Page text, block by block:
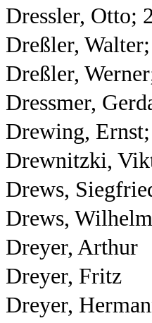
Dressler, Otto;
Dreßler,
Dreßler,
Dressmer,
Drewing,
Drewnitzki,
Drews,
Drews,
Dreyer, Arthur
Dreyer, Fritz
Dreyer,